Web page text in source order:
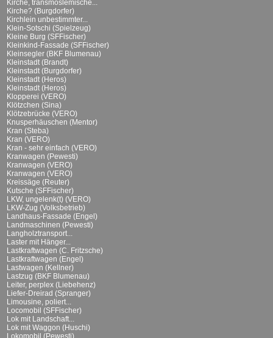
Kirche, transmoslemische...
Kirche? (Burgdorfer)
Kirchlein unbestimmter...
Klein-Sotschi (Spielzeug)
Kleine Burg (SFFischer)
Kleinkind-Fassade (SFFischer)
Kleinsegler (BKF Blumenau)
Kleinstadt (Brandt)
Kleinstadt (Burgdorfer)
Kleinstadt (Heros)
Kleinstadt (Heros)
Klopperei (VERO)
Klötzchen (Sina)
Klötzebrücke (VERO)
Knusperhäuschen (Mentor)
Kran (Steba)
Kran (VERO)
Kran - sehr einfach (VERO)
Kranwagen (Pewesti)
Kranwagen (VERO)
Kranwagen (VERO)
Kreissäge (Reuter)
Kutsche (SFFischer)
LKW, ungelenk(t) (VERO)
LKW-Zug (Volksbetrieb)
Landhaus-Fassade (Engel)
Landmaschinen (Pewesti)
Langholztransport...
Laster mit Hänger...
Lastkraftwagen (C. Fritzsche)
Lastkraftwagen (Engel)
Lastwagen (Kellner)
Lastzug (BKF Blumenau)
Leiter, perplex (Liebehenz)
Liefer-Dreirad (Spranger)
Limousine, poliert...
Locomobil (SFFischer)
Lok mit Landschaft...
Lok mit Waggon (Huschi)
Lokomobil (Pewesti)